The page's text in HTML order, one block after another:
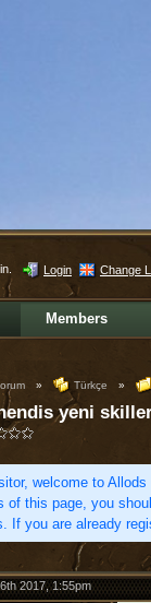
Login Change
Members
» Türkçe »
yeni
welcome to
of this page, you
If you are already
2017, 1:55pm